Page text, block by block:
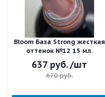
Bloom База Strong жесткая
оттенок №12 15 мл.
637 руб. /шт
670руб.